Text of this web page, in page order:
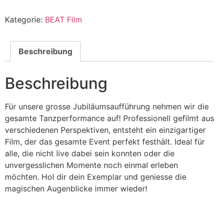
Kategorie: BEAT Film
Beschreibung
Beschreibung
Für unsere grosse Jubiläumsaufführung nehmen wir die
gesamte Tanzperformance auf! Professionell gefilmt aus
verschiedenen Perspektiven, entsteht ein einzigartiger
Film, der das gesamte Event perfekt festhält. Ideal für
alle, die nicht live dabei sein konnten oder die
unvergesslichen Momente noch einmal erleben
möchten. Hol dir dein Exemplar und geniesse die
magischen Augenblicke immer wieder!